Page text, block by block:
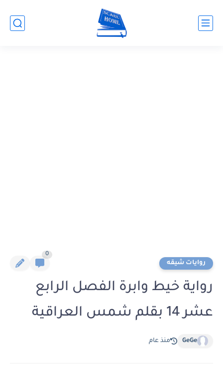
روايات شيقه
0
رواية خيط وابرة الفصل الرابع
عشر 14 بقلم شمس العراقية
GeGe منذ عام